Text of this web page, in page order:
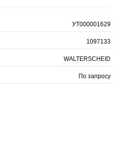
УТ000001629
1097133
WALTERSCHEID
По запросу